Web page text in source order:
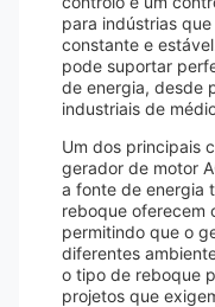
para indústrias
constante e
pode suportar
de energia, desde
industriais de
Um dos principais
gerador de motor
a fonte de energia
reboque oferecem
permitindo que o
diferentes
o tipo de reboque
projetos que